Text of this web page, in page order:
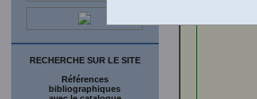
RECHERCHE SUR LE SITE
Références
bibliographiques